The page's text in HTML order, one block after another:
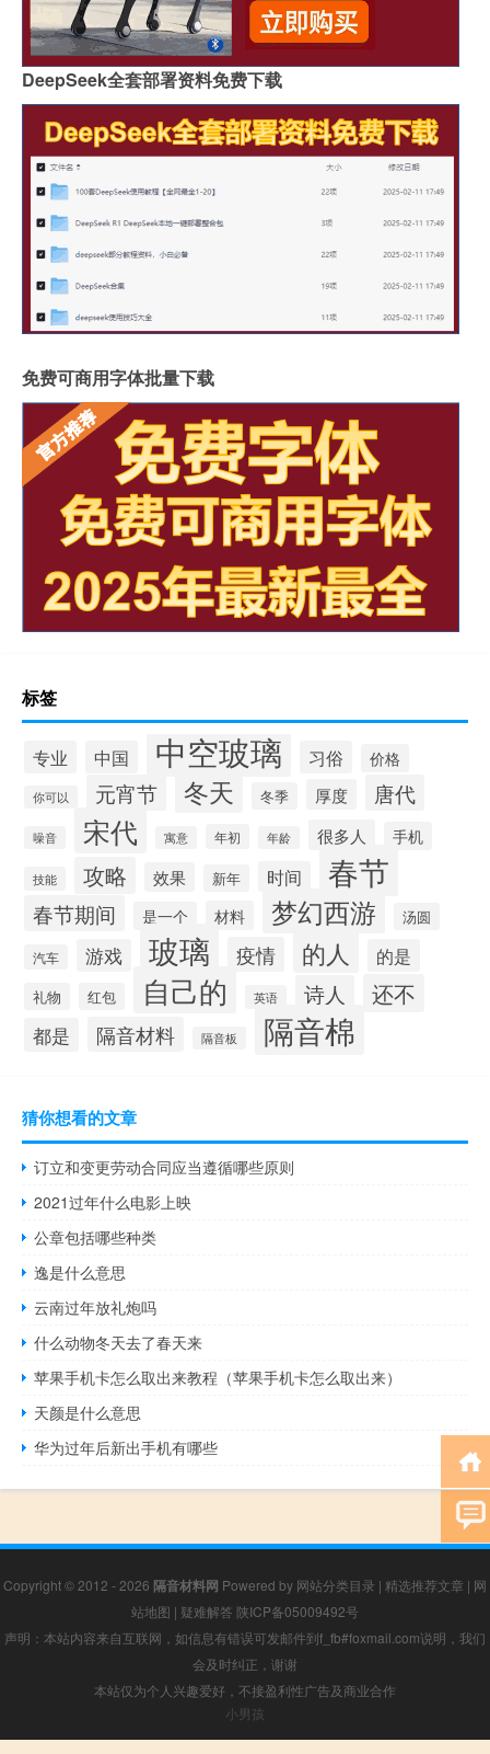
DeepSeek全套部署资料免费下载
免费可商用字体批量下载
标签
专业 中国 中空玻璃 习俗 价格
你可以 元宵节 冬天 冬季 厚度 唐代
噪音 宋代 寓意 年初 年龄 很多人 手机
技能 攻略 效果 新年 时间 春节
春节期间 是一个 材料 梦幻西游 汤圆
汽车 游戏 玻璃 疫情 的人 的是
礼物 红包 自己的 英语 诗人 还不
都是 隔音材料 隔音板 隔音棉
猜你想看的文章
订立和变更劳动合同应当遵循哪些原则
2021过年什么电影上映
公章包括哪些种类
逸是什么意思
云南过年放礼炮吗
什么动物冬天去了春天来
苹果手机卡怎么取出来教程（苹果手机卡怎么取出来）
天颜是什么意思
华为过年后新出手机有哪些
Copyright © 2012 - 2026 隔音材料网 Powered by 网站分类目录 | 精选推荐文章 | 网
站地图 | 疑难解答 陕ICP备05009492号
声明：本站内容来自互联网，如信息有错误可发邮件到f_fb#foxmail.com说明，我们
会及时纠正，谢谢
本站仅为个人兴趣爱好，不接盈利性广告及商业合作
小男孩